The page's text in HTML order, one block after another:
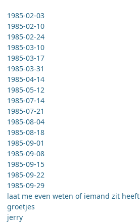
1985-02-03
1985-02-10
1985-02-24
1985-03-10
1985-03-17
1985-03-31
1985-04-14
1985-05-12
1985-07-14
1985-07-21
1985-08-04
1985-08-18
1985-09-01
1985-09-08
1985-09-15
1985-09-22
1985-09-29
laat me even weten of iemand zit heeft
groetjes
jerry